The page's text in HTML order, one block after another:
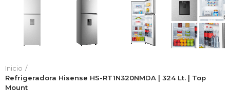
Inicio
Refrigeradora Hisense HS-RT1N320NMDA | 324 Lt. | Top
Mount